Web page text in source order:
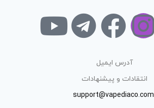
آدرس ایمیل
انتقادات و پیشنهادات
support@vapediaco.com